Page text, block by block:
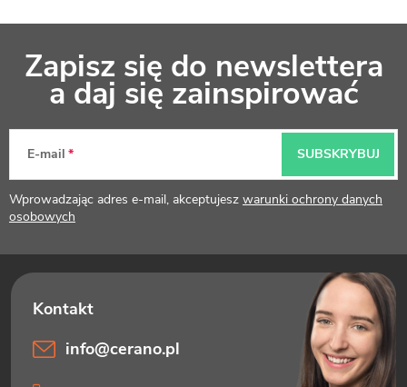
k
a
Zapisz się do newslettera
a daj się zainspirować
E-mail
Wprowadzając adres e-mail, akceptujesz warunki ochrony danych
osobowych
SUBSKRYBUJ
info@cerano.pl